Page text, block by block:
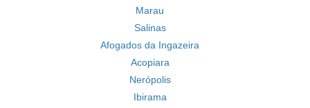
Marau
Salinas
Afogados da Ingazeira
Acopiara
Nerópolis
Ibirama